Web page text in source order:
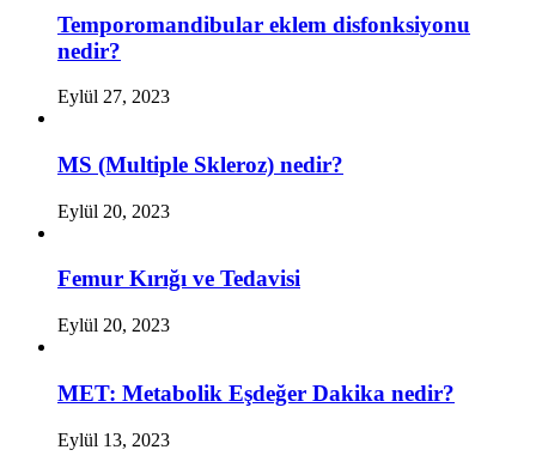
Temporomandibular eklem disfonksiyonu
nedir?
Eylül 27, 2023
MS (Multiple Skleroz) nedir?
Eylül 20, 2023
Femur Kırığı ve Tedavisi
Eylül 20, 2023
MET: Metabolik Eşdeğer Dakika nedir?
Eylül 13, 2023